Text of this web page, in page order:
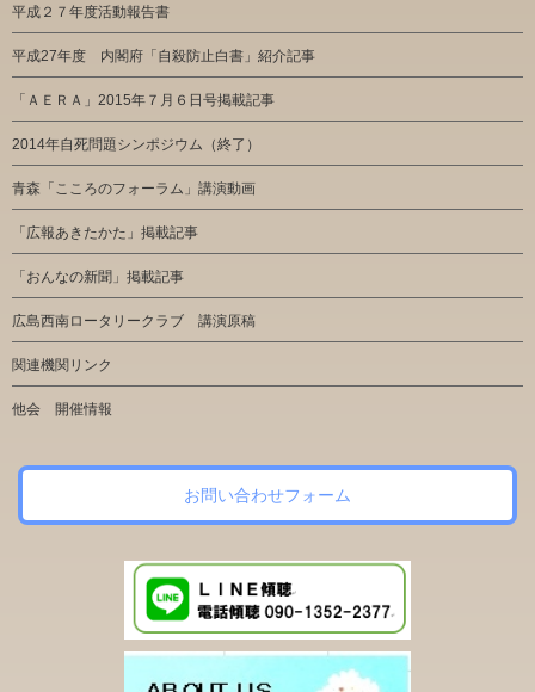
平成２７年度活動報告書
平成27年度 内閣府「自殺防止白書」紹介記事
「ＡＥＲＡ」2015年７月６日号掲載記事
2014年自死問題シンポジウム（終了）
青森「こころのフォーラム」講演動画
「広報あきたかた」掲載記事
「おんなの新聞」掲載記事
広島西南ロータリークラブ 講演原稿
関連機関リンク
他会 開催情報
お問い合わせフォーム